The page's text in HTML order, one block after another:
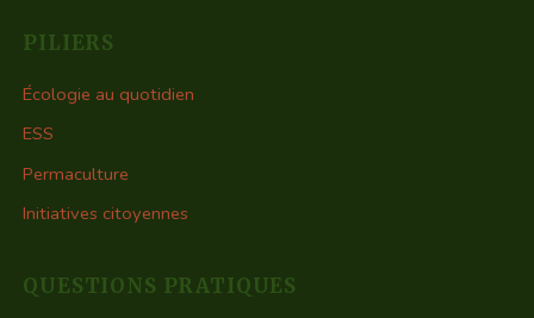
PILIERS
Écologie au quotidien
ESS
Permaculture
Initiatives citoyennes
QUESTIONS PRATIQUES